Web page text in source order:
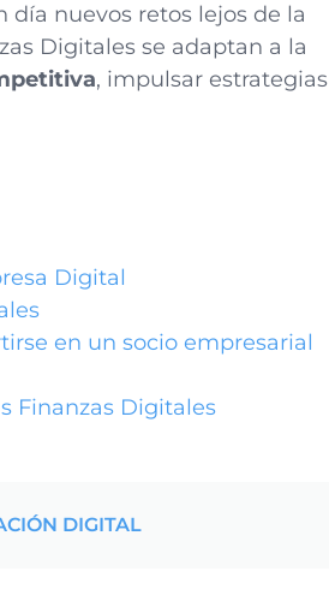
día nuevos retos lejos de la
Digitales se adaptan a la
, impulsar estrategias
Digital
en un socio empresarial
Finanzas Digitales
DIGITAL